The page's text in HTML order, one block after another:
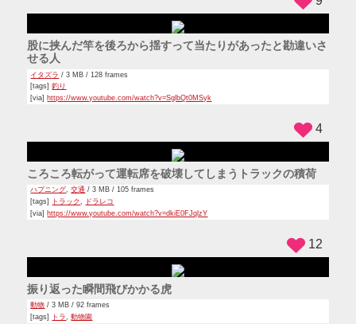
股に挟んだ竿を後ろから揺すって当たりがあったと勘違いさ
せる人
イタズラ / 3 MB / 128 frames
[tags]釣り
[via] https://www.youtube.com/watch?v=SglbQt0MSyk
ころころ転がって運転席を破壊してしまうトラックの積荷
ハプニング,交通 / 3 MB / 105 frames
[tags]
トラック,
ドラレコ
[via] https://www.youtube.com/watch?v=dkiE0FJqlzY
4
振り返った瞬間飛びかかる虎
動物 / 3 MB / 92 frames
[tags]
トラ ,動物園
12